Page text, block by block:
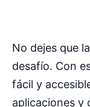
No dejes que
desafío. Con
fácil y
aplicaciones y